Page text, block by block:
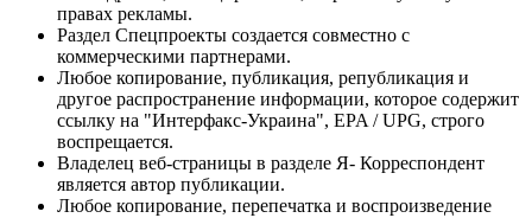
правах рекламы.
Раздел Спецпроекты создается совместно с
коммерческими партнерами.
Любое копирование, публикация, републикация и
другое распространение информации, которое содержит
ссылку на "Интерфакс-Украина", EPA / UPG, строго
воспрещается.
Владелец веб-страницы в разделе Я- Корреспондент
является автор публикации.
Любое копирование, перепечатка и воспроизведение